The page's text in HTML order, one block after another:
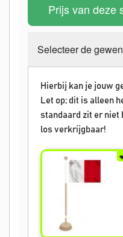
Prijs van deze
Selecteer de
Hierbij kan je jouw
Let op; dit is alleen
standaard zit er niet
los verkrijgbaar!